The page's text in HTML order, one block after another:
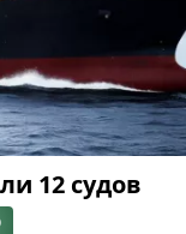
12 судов